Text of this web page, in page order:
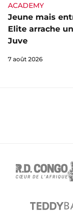
ACADEMY
Jeune mais
Elite arrache
Juve
7 août 2026